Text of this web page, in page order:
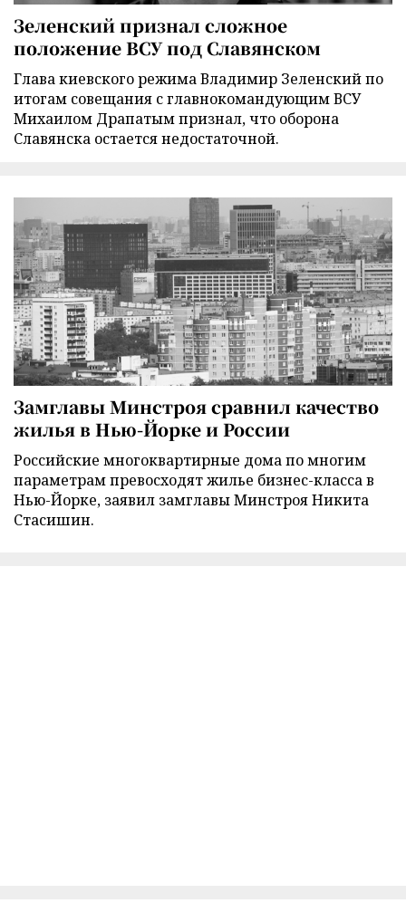
Зеленский признал сложное
положение ВСУ под Славянском
Глава киевского режима Владимир Зеленский по
итогам совещания с главнокомандующим ВСУ
Михаилом Драпатым признал, что оборона
Славянска остается недостаточной.
Замглавы Минстроя сравнил качество
жилья в Нью-Йорке и России
Российские многоквартирные дома по многим
параметрам превосходят жилье бизнес-класса в
Нью-Йорке, заявил замглавы Минстроя Никита
Стасишин.